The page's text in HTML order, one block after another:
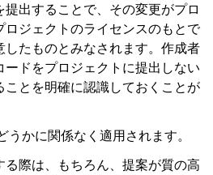
出することで、その変更がプロ
ロジェクトのライセンスのもとで
たものとみなされます。作成者
ドをプロジェクトに提出しない
ことを明確に認識しておくことが
うかに関係なく適用されます。
際は、もちろん、提案が質の高